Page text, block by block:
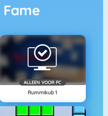
Fame
ALLEEN VOOR PC
Rummikub 1